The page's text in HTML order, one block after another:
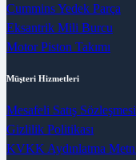
Cummins Yedek Parça
Eksantrik Mili Burcu
Motor Piston Takımı
Müşteri Hizmetleri
Mesafeli Satış Sözleşmesi
Gizlilik Politikası
KVKK Aydınlatma